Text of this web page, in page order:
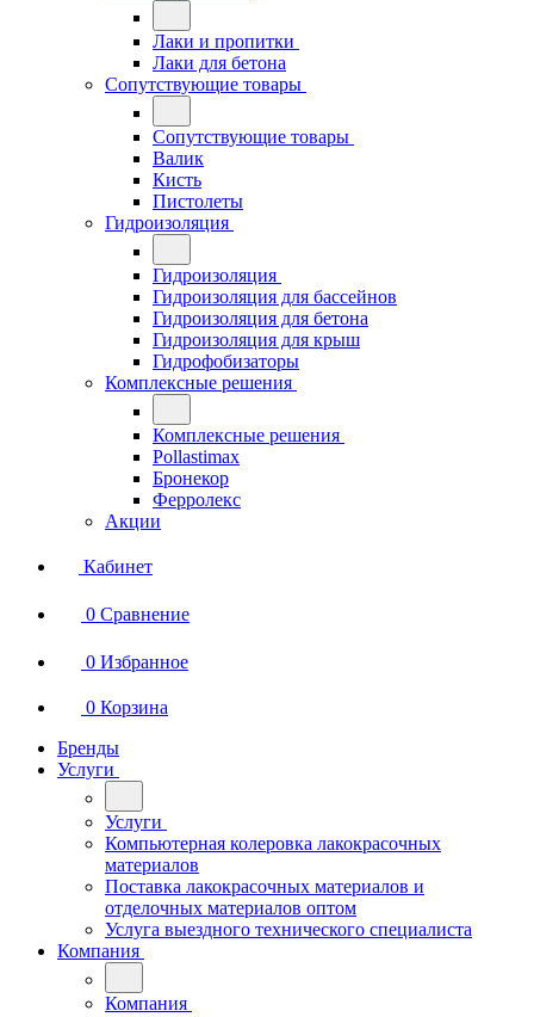
Лаки и пропитки
Лаки для бетона
Сопутствующие товары
Сопутствующие товары
Валик
Кисть
Пистолеты
Гидроизоляция
Гидроизоляция
Гидроизоляция для бассейнов
Гидроизоляция для бетона
Гидроизоляция для крыш
Гидрофобизаторы
Комплексные решения
Комплексные решения
Pollastimax
Бронекор
Ферролекс
Акции
Кабинет
0 Сравнение
0 Избранное
0 Корзина
Бренды
Услуги
Услуги
Компьютерная колеровка лакокрасочных
материалов
Поставка лакокрасочных материалов и
отделочных материалов оптом
Услуга выездного технического специалиста
Компания
Компания